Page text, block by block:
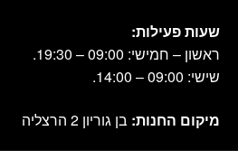
שעות פעילות:
ראשון – חמישי: 09:00 – 19:30.
שישי: 09:00 – 14:00.
מיקום החנות: בן גוריון 2 הרצליה